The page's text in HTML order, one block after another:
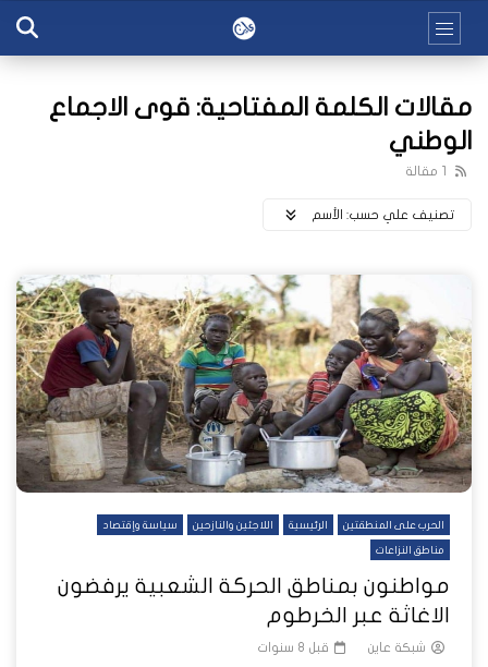
مقالات الكلمة المفتاحية: قوى الاجماع
الوطني
1 مقالة
تصنيف علي حسب: اﻷسم
الحرب على المنطقتين الرئيسية اللاجئين والنازحين سياسة وإقتصاد
مناطق النزاعات
مواطنون بمناطق الحركة الشعبية يرفضون
الاغاثة عبر الخرطوم
شبكة عاين قبل 8 سنوات